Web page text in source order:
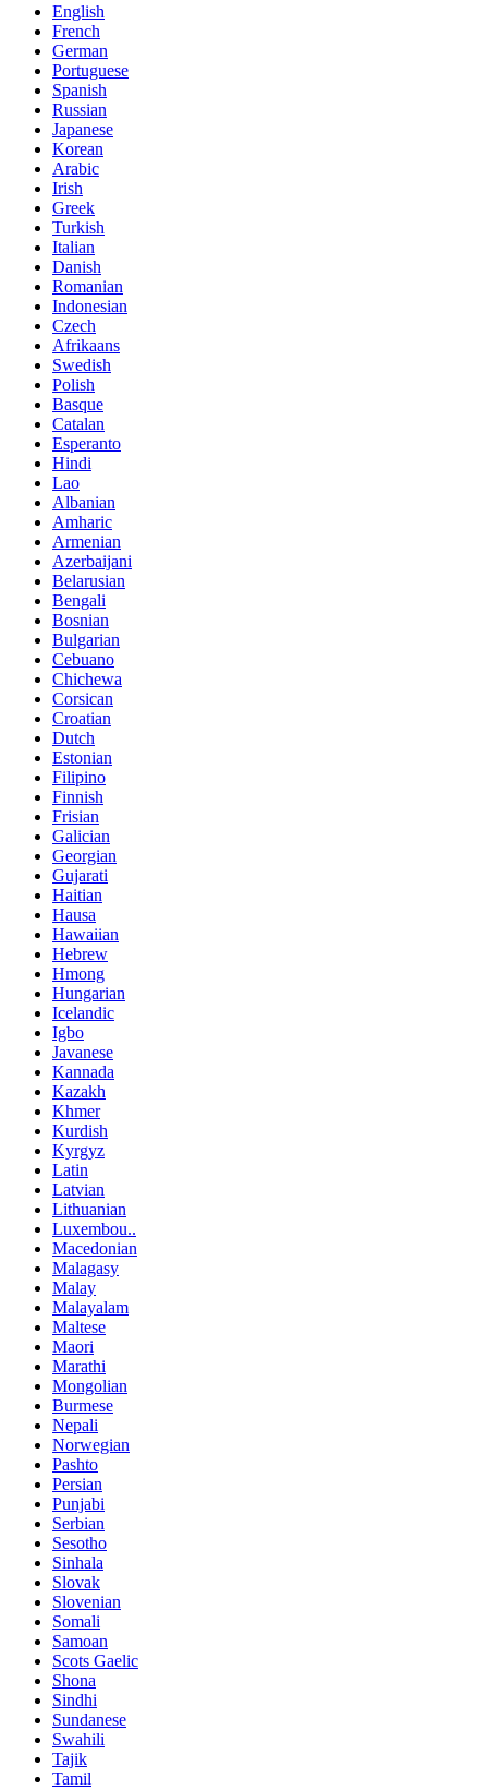
English
French
German
Portuguese
Spanish
Russian
Japanese
Korean
Arabic
Irish
Greek
Turkish
Italian
Danish
Romanian
Indonesian
Czech
Afrikaans
Swedish
Polish
Basque
Catalan
Esperanto
Hindi
Lao
Albanian
Amharic
Armenian
Azerbaijani
Belarusian
Bengali
Bosnian
Bulgarian
Cebuano
Chichewa
Corsican
Croatian
Dutch
Estonian
Filipino
Finnish
Frisian
Galician
Georgian
Gujarati
Haitian
Hausa
Hawaiian
Hebrew
Hmong
Hungarian
Icelandic
Igbo
Javanese
Kannada
Kazakh
Khmer
Kurdish
Kyrgyz
Latin
Latvian
Lithuanian
Luxembou..
Macedonian
Malagasy
Malay
Malayalam
Maltese
Maori
Marathi
Mongolian
Burmese
Nepali
Norwegian
Pashto
Persian
Punjabi
Serbian
Sesotho
Sinhala
Slovak
Slovenian
Somali
Samoan
Scots Gaelic
Shona
Sindhi
Sundanese
Swahili
Tajik
Tamil